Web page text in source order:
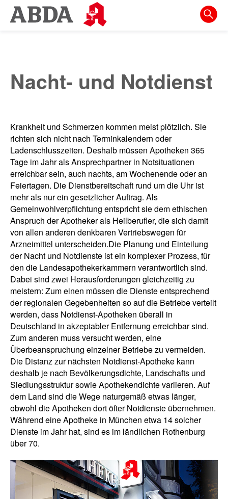
Springe
direkt
zur
zum
Inhalt
zur
Suche
Nacht- und Notdienst
Krankheit und Schmerzen kommen meist plötzlich. Sie
richten sich nicht nach Terminkalendern oder
Ladenschlusszeiten. Deshalb müssen Apotheken 365
Tage im Jahr als Ansprechpartner in Notsituationen
erreichbar sein, auch nachts, am Wochenende oder an
Feiertagen. Die Dienstbereitschaft rund um die Uhr ist
mehr als nur ein gesetzlicher Auftrag. Als
Gemeinwohlverpflichtung entspricht sie dem ethischen
Anspruch der Apotheker als Heilberufler, die sich damit
von allen anderen denkbaren Vertriebswegen für
Arzneimittel unterscheiden.Die Planung und Einteilung
der Nacht­ und Notdienste ist ein komplexer Prozess, für
den die Landesapothekerkammern verantwortlich sind.
Dabei sind zwei Herausforderungen gleichzeitig zu
meistern: Zum einen müssen die Dienste entsprechend
der regionalen Gegebenheiten so auf die Betriebe verteilt
werden, dass Notdienst­-Apotheken überall in
Deutschland in akzeptabler Entfernung erreichbar sind.
Zum anderen muss versucht werden, eine
Überbeanspruchung einzelner Betriebe zu vermeiden.
Die Distanz zur nächsten Notdienst­-Apotheke kann
deshalb je nach Bevölkerungsdichte, Landschafts­ und
Siedlungsstruktur sowie Apothekendichte variieren. Auf
dem Land sind die Wege naturgemäß etwas länger,
obwohl die Apotheken dort öfter Notdienste übernehmen.
Während eine Apotheke in München etwa 14 solcher
Dienste im Jahr hat, sind es im ländlichen Rothenburg
über 70.